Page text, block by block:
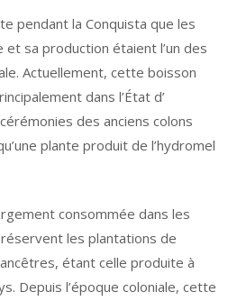
pendant la Conquista que les
sa production étaient l’un des
Actuellement, cette boisson
dans l’État d’
des anciens colons
plante produit de l’hydromel
consommée dans les
les plantations de
étant celle produite à
Depuis l’époque coloniale, cette